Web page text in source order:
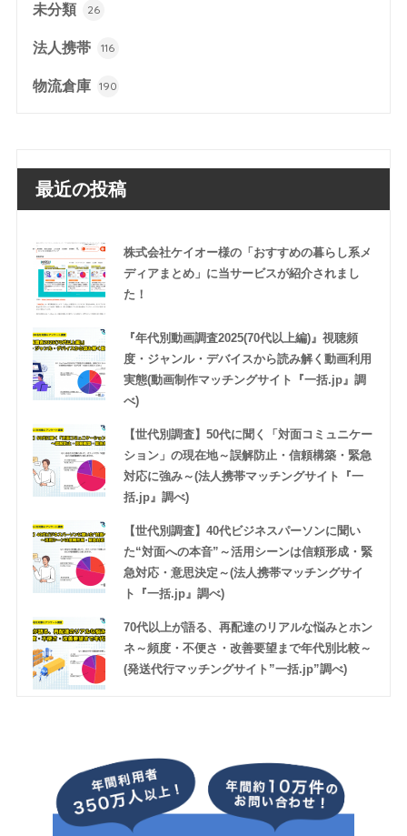
未分類 26
法人携帯 116
物流倉庫 190
最近の投稿
株式会社ケイオー様の「おすすめの暮らし系メ
ディアまとめ」に当サービスが紹介されまし
た！
『年代別動画調査2025(70代以上編)』視聴頻
度・ジャンル・デバイスから読み解く動画利用
実態(動画制作マッチングサイト『一括.jp』調
べ)
【世代別調査】50代に聞く「対面コミュニケー
ション」の現在地～誤解防止・信頼構築・緊急
対応に強み～(法人携帯マッチングサイト『一
括.jp』調べ)
【世代別調査】40代ビジネスパーソンに聞い
た“対面への本音”～活用シーンは信頼形成・緊
急対応・意思決定～(法人携帯マッチングサイ
ト『一括.jp』調べ)
70代以上が語る、再配達のリアルな悩みとホン
ネ～頻度・不便さ・改善要望まで年代別比較～
(発送代行マッチングサイト”一括.jp”調べ)